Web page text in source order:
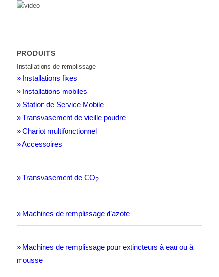
PRODUITS
Installations de remplissage
» Installations fixes
» Installations mobiles
» Station de Service Mobile
» Transvasement de vieille poudre
» Chariot multifonctionnel
» Accessoires
» Transvasement de CO2
» Machines de remplissage d’azote
» Machines de remplissage pour extincteurs à eau ou à
mousse